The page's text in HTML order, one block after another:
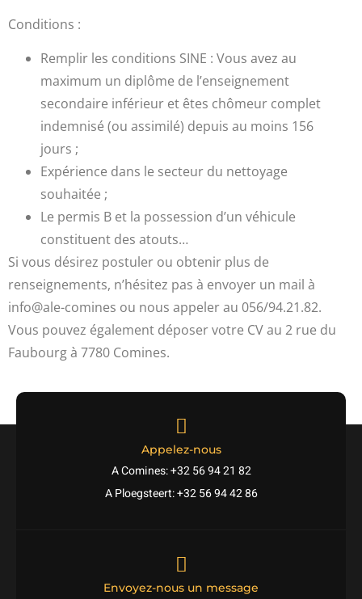
Conditions :
Remplir les conditions SINE : Vous avez au
maximum un diplôme de l’enseignement
secondaire inférieur et êtes chômeur complet
indemnisé (ou assimilé) depuis au moins 156
jours ;
Expérience dans le secteur du nettoyage
souhaitée ;
Le permis B et la possession d’un véhicule
constituent des atouts…
Si vous désirez postuler ou obtenir plus de
renseignements, n’hésitez pas à envoyer un mail à
info@ale-comines ou nous appeler au 056/94.21.82.
Vous pouvez également déposer votre CV au 2 rue du
Faubourg à 7780 Comines.
Appelez-nous
A Comines: +32 56 94 21 82
A Ploegsteert: +32 56 94 42 86
Envoyez-nous un message